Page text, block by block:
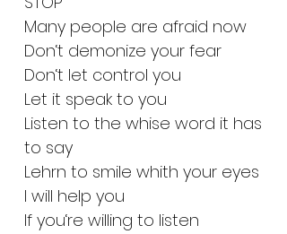
Many people are afraid now
Don‘t demonize your fear
Don‘t let control you
Let it speak to you
Listen to the whise word it has
to say
Lehrn to smile whith your eyes
I will help you
If you‘re willing to listen